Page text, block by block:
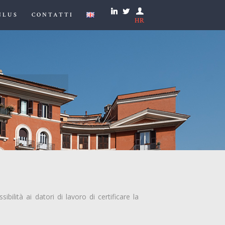
CONTATTI
HR
ai datori di lavoro di certificare la